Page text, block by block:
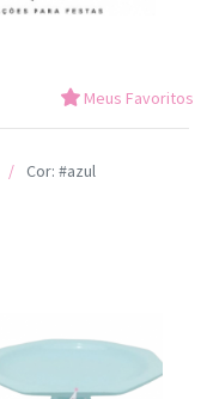
Meus Favoritos
Cor: #azul